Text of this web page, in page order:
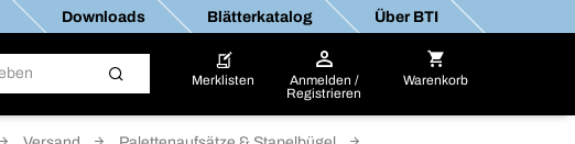
Downloads Blätterkatalog Über BTI
Merklisten
Anmelden /
Registrieren
Warenkorb